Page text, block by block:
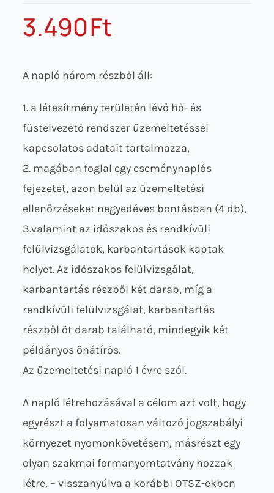
3.490Ft
A napló három részből áll:
1. a létesítmény területén lévő hő- és
füstelvezető rendszer üzemeltetéssel
kapcsolatos adatait tartalmazza,
2. magában foglal egy eseménynaplós
fejezetet, azon belül az üzemeltetési
ellenőrzéseket negyedéves bontásban (4 db),
3.valamint az időszakos és rendkívüli
felülvizsgálatok, karbantartások kaptak
helyet. Az időszakos felülvizsgálat,
karbantartás részből két darab, míg a
rendkívüli felülvizsgálat, karbantartás
részből öt darab található, mindegyik két
példányos önátírós.
Az üzemeltetési napló 1 évre szól.
A napló létrehozásával a célom azt volt, hogy
egyrészt a folyamatosan változó jogszabályi
környezet nyomonkövetésem, másrészt egy
olyan szakmai formanyomtatvány hozzak
létre, – visszanyúlva a korábbi OTSZ-ekben